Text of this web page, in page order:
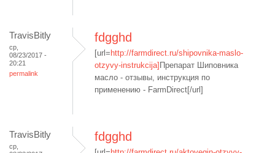
TravisBitly
ср,
08/23/2017 -
20:21
permalink
fdgghd
[url= http://farmdirect.ru/shipovnika-maslo-
otzyvy-instrukcija] Препарат Шиповника
масло - отзывы, инструкция по
применению - FarmDirect[/url]
TravisBitly
ср,
fdgghd